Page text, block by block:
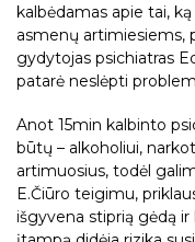
Vita
kalbėdamas apie tai,
asmenų artimiesiems,
gydytojas psichiatras
patarė neslėpti
Anot 15min kalbinto
būtų – alkoholiui,
artimuosius, todėl
E.Čiūro teigimu,
išgyvena stiprią gėdą